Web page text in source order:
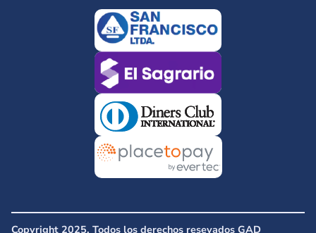
Copyright 2025. Todos los derechos resevados GAD